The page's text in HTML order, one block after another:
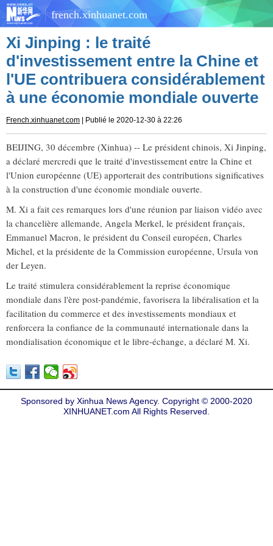
french.xinhuanet.com
Xi Jinping : le traité
d'investissement entre la Chine et
l'UE contribuera considérablement
à une économie mondiale ouverte
French.xinhuanet.com | Publié le 2020-12-30 à 22:26
BEIJING, 30 décembre (Xinhua) -- Le président chinois, Xi Jinping,
a déclaré mercredi que le traité d'investissement entre la Chine et
l'Union européenne (UE) apporterait des contributions significatives
à la construction d'une économie mondiale ouverte.
M. Xi a fait ces remarques lors d'une réunion par liaison vidéo avec
la chancelière allemande, Angela Merkel, le président français,
Emmanuel Macron, le président du Conseil européen, Charles
Michel, et la présidente de la Commission européenne, Ursula von
der Leyen.
Le traité stimulera considérablement la reprise économique
mondiale dans l'ère post-pandémie, favorisera la libéralisation et la
facilitation du commerce et des investissements mondiaux et
renforcera la confiance de la communauté internationale dans la
mondialisation économique et le libre-échange, a déclaré M. Xi.
Sponsored by Xinhua News Agency. Copyright © 2000-2020
XINHUANET.com All Rights Reserved.